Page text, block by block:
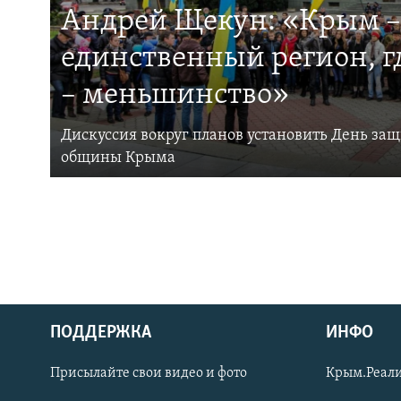
Українською
Андрей Щекун: «Крым –
единственный регион,
– меньшинство»
Дискуссия вокруг планов установить День
общины Крыма
ПОДДЕРЖКА
Присылайте свои видео и фото
ИНФО